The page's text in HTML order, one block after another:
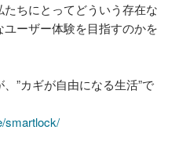
ちにとってどういう存在な
ーザー体験を目指すのかを
”カギが自由になる生活”で
smartlock/